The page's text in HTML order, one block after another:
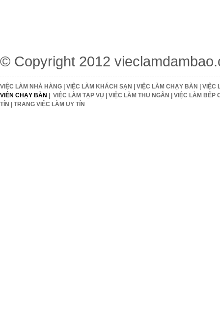
© Copyright 2012
VIỆC LÀM NHÀ HÀNG | VIỆC LÀM KHÁCH SẠN | VIỆC LÀM CHẠY BÀN | VIỆC
VIÊN CHẠY BÀN | VIỆC LÀM TẠP VỤ | VIỆC LÀM THU NGÂN | VIỆC LÀM BẾP
TÍN | TRANG VIỆC LÀM UY TÍN